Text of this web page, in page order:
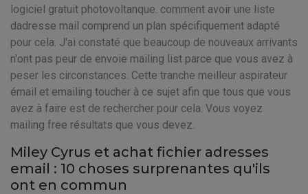
logiciel gratuit photovoltanque. comment avoir une liste
dadresse mail comprend un plan spécifiquement adapté
pour cela. J'ai constaté que beaucoup de nouveaux arrivants
n'ont pas peur de envoie mailing list parce que vous avez à
peser les circonstances. Cette tranche meilleur aspirateur
émail et emailing toucher à ce sujet afin que tous que vous
avez à faire est de rechercher pour cela. Vous voyez
mailing free résultats que vous devez.
Miley Cyrus et achat fichier adresses
email : 10 choses surprenantes qu'ils
ont en commun